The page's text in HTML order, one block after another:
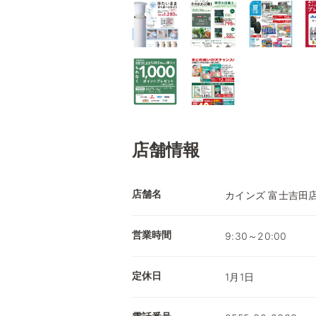
店舗情報
店舗名 カインズ 富士吉田
営業時間 9:30～20:00
定休日 1月1日